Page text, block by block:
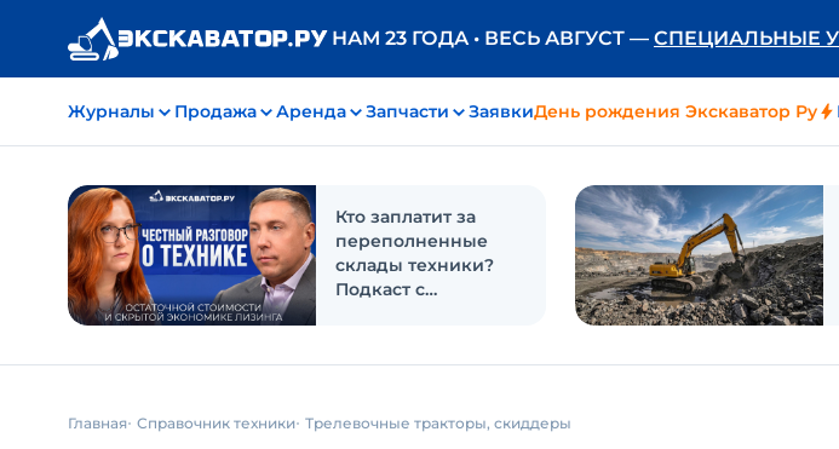
НАМ 23 ГОДА • ВЕСЬ АВГУСТ — СПЕЦИАЛЬНЫЕ
Журналы Продажа Аренда Запчасти ЗаявкиДень рождения Экскаватор Ру
Кто заплатит за
переполненные
склады техники?
Подкаст с
Главная Справочник техники Трелевочные тракторы, скиддеры